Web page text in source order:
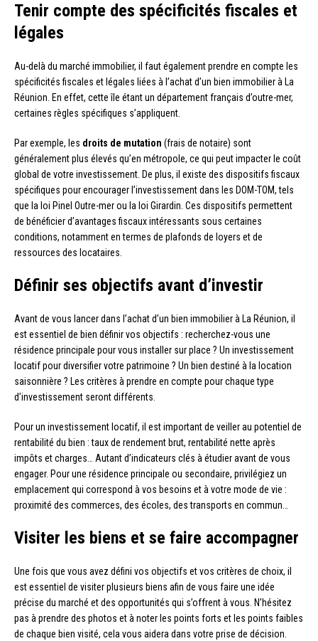
Tenir compte des spécificités fiscales et
légales
Au-delà du marché immobilier, il faut également prendre en compte les
spécificités fiscales et légales liées à l’achat d’un bien immobilier à La
Réunion. En effet, cette île étant un département français d’outre-mer,
certaines règles spécifiques s’appliquent.
Par exemple, les droits de mutation (frais de notaire) sont
généralement plus élevés qu’en métropole, ce qui peut impacter le coût
global de votre investissement. De plus, il existe des dispositifs fiscaux
spécifiques pour encourager l’investissement dans les DOM-TOM, tels
que la loi Pinel Outre-mer ou la loi Girardin. Ces dispositifs permettent
de bénéficier d’avantages fiscaux intéressants sous certaines
conditions, notamment en termes de plafonds de loyers et de
ressources des locataires.
Définir ses objectifs avant d’investir
Avant de vous lancer dans l’achat d’un bien immobilier à La Réunion, il
est essentiel de bien définir vos objectifs : recherchez-vous une
résidence principale pour vous installer sur place ? Un investissement
locatif pour diversifier votre patrimoine ? Un bien destiné à la location
saisonnière ? Les critères à prendre en compte pour chaque type
d’investissement seront différents.
Pour un investissement locatif, il est important de veiller au potentiel de
rentabilité du bien : taux de rendement brut, rentabilité nette après
impôts et charges… Autant d’indicateurs clés à étudier avant de vous
engager. Pour une résidence principale ou secondaire, privilégiez un
emplacement qui correspond à vos besoins et à votre mode de vie :
proximité des commerces, des écoles, des transports en commun…
Visiter les biens et se faire accompagner
Une fois que vous avez défini vos objectifs et vos critères de choix, il
est essentiel de visiter plusieurs biens afin de vous faire une idée
précise du marché et des opportunités qui s’offrent à vous. N’hésitez
pas à prendre des photos et à noter les points forts et les points faibles
de chaque bien visité, cela vous aidera dans votre prise de décision.